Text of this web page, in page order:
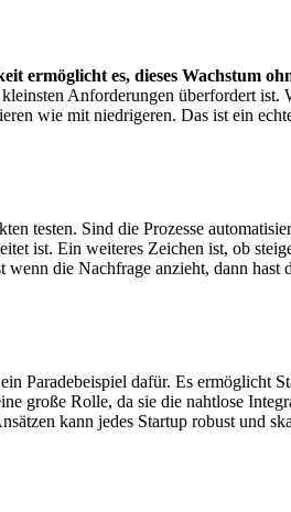
ermöglicht es, dieses Wachstum
Anforderungen überfordert ist.
wie mit niedrigeren. Das ist ein
testen. Sind die Prozesse
ist. Ein weiteres Zeichen ist, ob
die Nachfrage anzieht, dann hast
Paradebeispiel dafür. Es ermöglicht
große Rolle, da sie die nahtlose
kann jedes Startup robust und